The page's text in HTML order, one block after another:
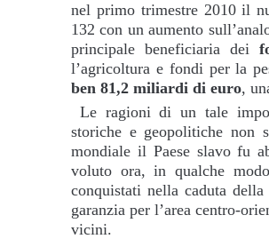
nel primo trimestre 2010 il
132 con un aumento
principale beneficiaria dei
l’agricoltura e fondi per la
ben 81,2 miliardi di euro,
Le ragioni di un tale
storiche e geopolitiche non
mondiale il Paese slavo fu
voluto ora, in qualche
conquistati nella caduta
garanzia per l’area centro-
vicini.